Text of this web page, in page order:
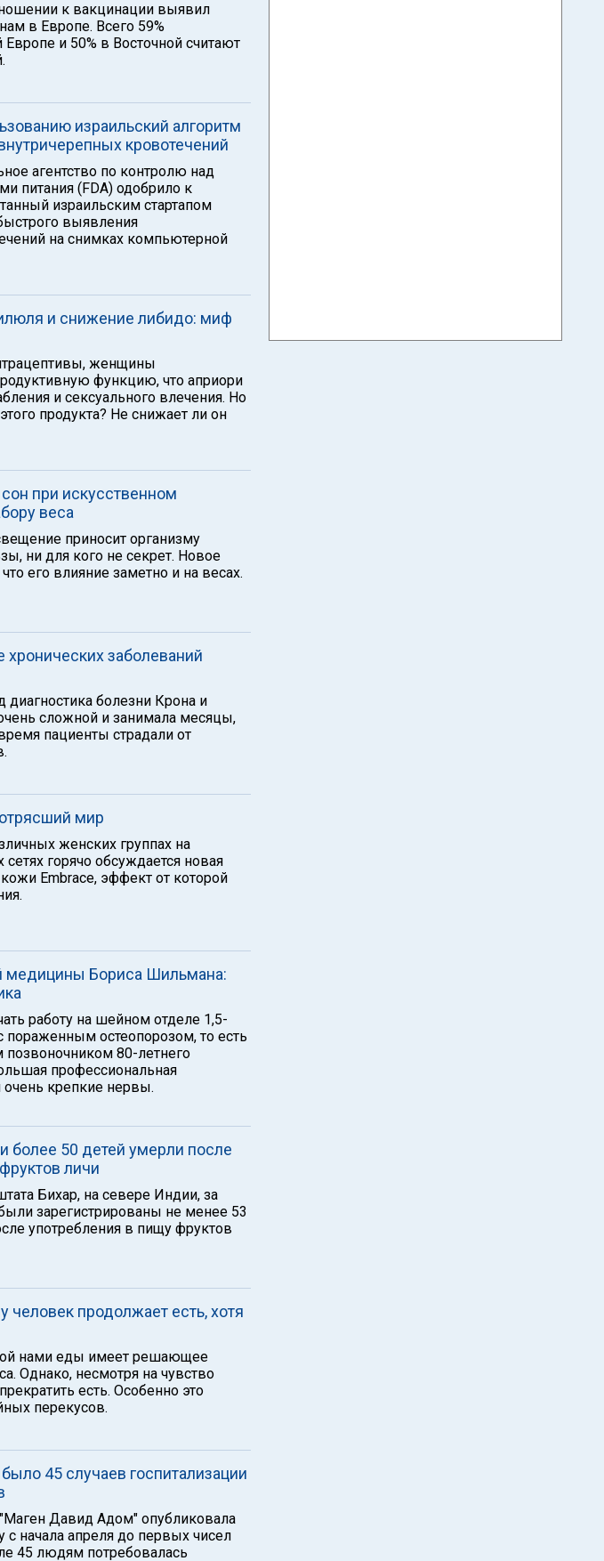
к вакцинации выявил
в Европе. Всего 59%
и 50% в Восточной считают
израильский алгоритм
кровотечений
агентство по контролю над
питания (FDA) одобрило к
израильским стартапом
выявления
на снимках компьютерной
и снижение либидо: миф
женщины
функцию, что априори
и сексуального влечения. Но
продукта? Не снижает ли он
при искусственном
веса
приносит организму
ни для кого не секрет. Новое
его влияние заметно и на весах.
заболеваний
диагностика болезни Крона и
сложной и занимала месяцы,
пациенты страдали от
мир
женских группах на
горячо обсуждается новая
Embrace, эффект от которой
медицины Бориса Шильмана:
работу на шейном отделе 1,5-
пораженным остеопорозом, то есть
позвоночником 80-летнего
профессиональная
очень крепкие нервы.
более 50 детей умерли после
личи
Бихар, на севере Индии, за
зарегистрированы не менее 53
употребления в пищу фруктов
человек продолжает есть, хотя
нами еды имеет решающее
Однако, несмотря на чувство
есть. Особенно это
перекусов.
45 случаев госпитализации
Давид Адом" опубликовала
с начала апреля до первых чисел
45 людям потребовалась